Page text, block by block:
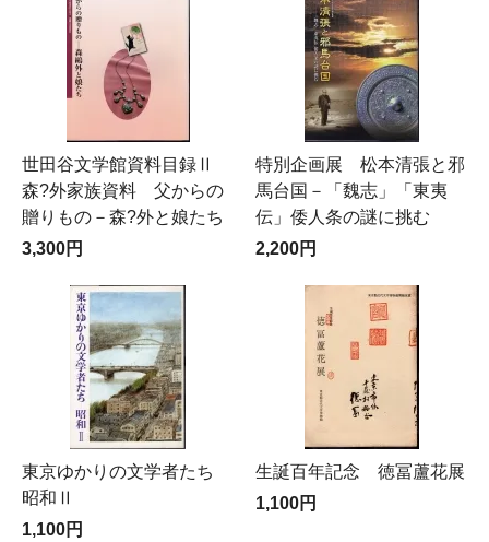
世田谷文学館資料目録Ⅱ
森?外家族資料 父からの
贈りもの－森?外と娘たち
3,300円
特別企画展 松本清張と邪
馬台国－「魏志」「東夷
伝」倭人条の謎に挑む
2,200円
東京ゆかりの文学者たち
昭和Ⅱ
1,100円
生誕百年記念 徳冨蘆花展
1,100円